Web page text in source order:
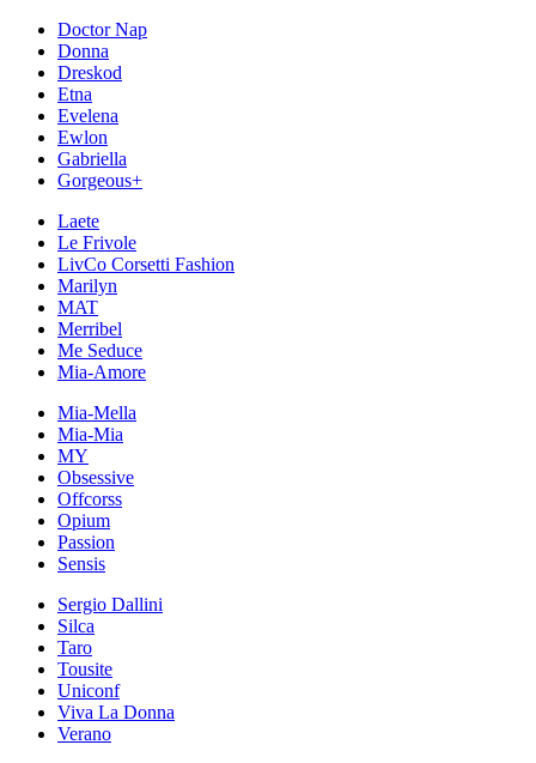
Doctor Nap
Donna
Dreskod
Etna
Evelena
Ewlon
Gabriella
Gorgeous+
Laete
Le Frivole
LivCo Corsetti Fashion
Marilyn
MAT
Merribel
Me Seduce
Mia-Amore
Mia-Mella
Mia-Mia
MY
Obsessive
Offcorss
Opium
Passion
Sensis
Sergio Dallini
Silca
Taro
Tousite
Uniconf
Viva La Donna
Verano